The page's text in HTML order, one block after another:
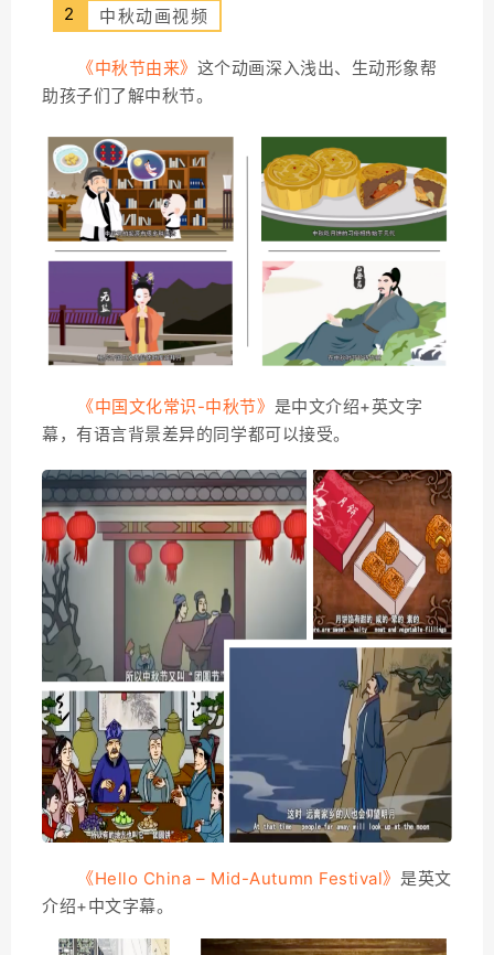
2 中秋动画视频
《中秋节由来》 这个动画深入浅出、生动形象帮
助孩子们了解中秋节。
《中国文化常识-中秋节》 是中文介绍+英文字
幕，有语言背景差异的同学都可以接受。
《Hello China – Mid-Autumn Festival》 是英文
介绍+中文字幕。